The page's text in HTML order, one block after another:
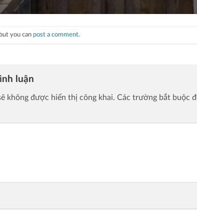
you can post a comment.
luận
không được hiển thị công khai. Các trường bắt buộc